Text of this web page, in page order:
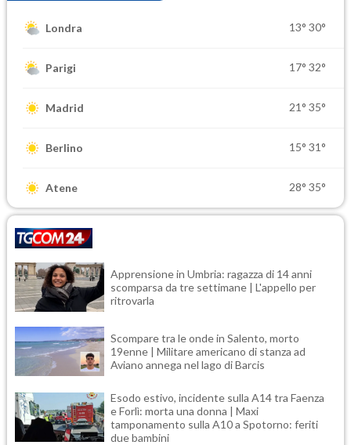
Londra 13° 30°
Parigi 17° 32°
Madrid 21° 35°
Berlino 15° 31°
Atene 28° 35°
Apprensione in Umbria: ragazza di 14 anni
scomparsa da tre settimane | L'appello per
ritrovarla
Scompare tra le onde in Salento, morto
19enne | Militare americano di stanza ad
Aviano annega nel lago di Barcis
Esodo estivo, incidente sulla A14 tra Faenza
e Forlì: morta una donna | Maxi
tamponamento sulla A10 a Spotorno: feriti
due bambini